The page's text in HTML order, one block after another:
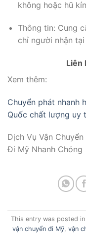
không hoặc hũ
Thông tin: Cung
chỉ người nhận
Liên
Xem thêm:
Chuyển phát nhanh
Quốc chất lượng uy
Dịch Vụ Vận
Đi Mỹ Nhanh Chóng
This entry was posted in
vận chuyển đi Mỹ, vận